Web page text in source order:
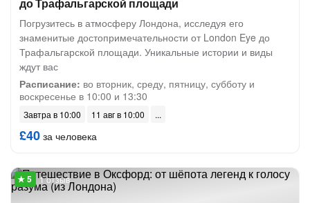
Погрузитесь в атмосферу Лондона, исследуя его
знаменитые достопримечательности от London Eye до
Трафальгарской площади. Уникальные истории и виды
ждут вас
Расписание: во вторник, среду, пятницу, субботу и
воскресенье в 10:00 и 13:30
Завтра в 10:00 11 авг в 10:00
£40 за человека
1 отзыв